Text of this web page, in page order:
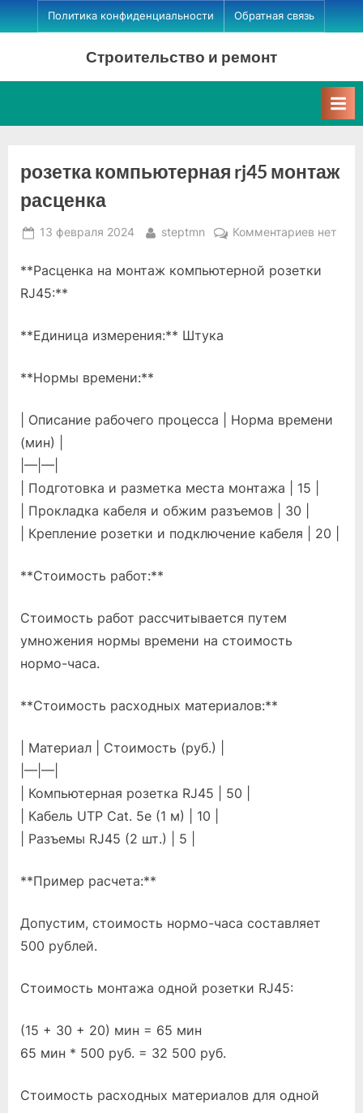
Skip
to
Политика конфиденциальности Обратная связь
Строительство и ремонт
розетка компьютерная rj45 монтаж
расценка
Posted
13 февраля 2024 By
steptmn Комментариевк
розетка
нет
**Расценка на монтаж компьютерной розетки
RJ45:**
**Единица измерения:** Штука
**Нормы времени:**
| Описание рабочего процесса | Норма времени
(мин) |
|—|—|
| Подготовка и разметка места монтажа | 15 |
| Прокладка кабеля и обжим разъемов | 30 |
| Крепление розетки и подключение кабеля | 20 |
**Стоимость работ:**
Стоимость работ рассчитывается путем
умножения нормы времени на стоимость
нормо-часа.
**Стоимость расходных материалов:**
| Материал | Стоимость (руб.) |
|—|—|
| Компьютерная розетка RJ45 | 50 |
| Кабель UTP Cat. 5e (1 м) | 10 |
| Разъемы RJ45 (2 шт.) | 5 |
**Пример расчета:**
Допустим, стоимость нормо-часа составляет
500 рублей.
Стоимость монтажа одной розетки RJ45:
(15 + 30 + 20) мин = 65 мин
65 мин * 500 руб. = 32 500 руб.
Стоимость расходных материалов для одной